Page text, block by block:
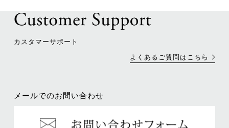
カスタマーサポート
よくあるご質問はこちら
メールでのお問い合わせ